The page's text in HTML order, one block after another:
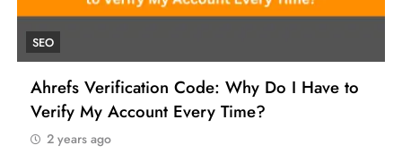
SEO
Ahrefs Verification Code: Why Do I Have to
Verify My Account Every Time?
2 years ago